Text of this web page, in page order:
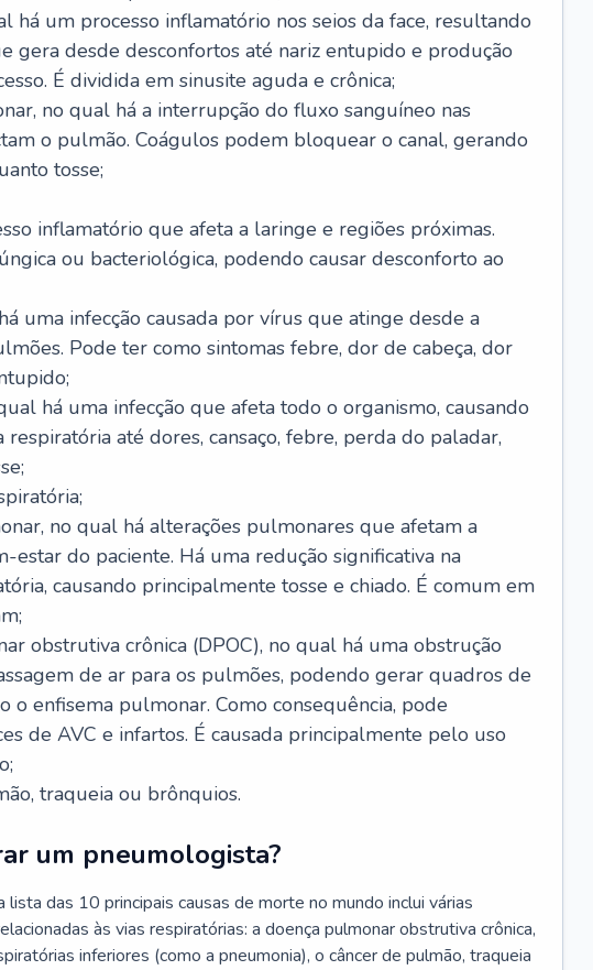
há um processo inflamatório nos seios da face, resultando
gera desde desconfortos até nariz entupido e produção
É dividida em sinusite aguda e crônica;
no qual há a interrupção do fluxo sanguíneo nas
o pulmão. Coágulos podem bloquear o canal, gerando
tosse;
inflamatório que afeta a laringe e regiões próximas.
ou bacteriológica, podendo causar desconforto ao
uma infecção causada por vírus que atinge desde a
Pode ter como sintomas febre, dor de cabeça, dor
há uma infecção que afeta todo o organismo, causando
respiratória até dores, cansaço, febre, perda do paladar,
no qual há alterações pulmonares que afetam a
estar do paciente. Há uma redução significativa na
causando principalmente tosse e chiado. É comum em
obstrutiva crônica (DPOC), no qual há uma obstrução
de ar para os pulmões, podendo gerar quadros de
o enfisema pulmonar. Como consequência, pode
de AVC e infartos. É causada principalmente pelo uso
traqueia ou brônquios.
um pneumologista?
lista das 10 principais causas de morte no mundo inclui várias
às vias respiratórias: a doença pulmonar obstrutiva crônica,
inferiores (como a pneumonia), o câncer de pulmão, traqueia